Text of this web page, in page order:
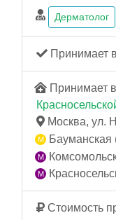
Дерматолог
Принимает
Принимает
Москва, ул.
Бауманская
Стоимость